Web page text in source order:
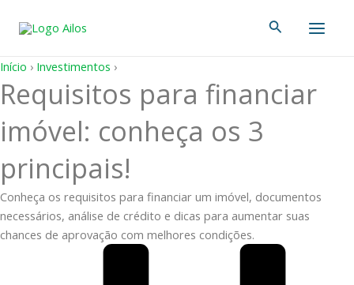
para
conteúdo
Pesquisar
Início › Investimentos ›
Requisitos para financiar
imóvel: conheça os 3
principais!
Conheça os requisitos para financiar um imóvel, documentos
necessários, análise de crédito e dicas para aumentar suas
chances de aprovação com melhores condições.